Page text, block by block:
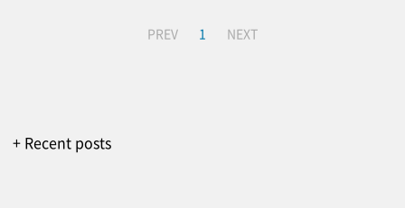
PREV 1 NEXT
+ Recent posts